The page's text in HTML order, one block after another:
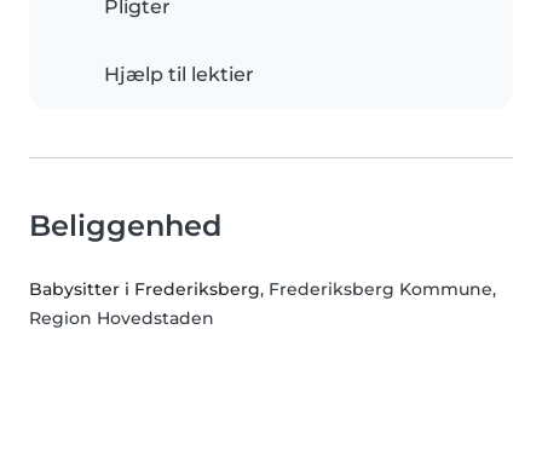
Pligter
Hjælp til lektier
Beliggenhed
Babysitter i Frederiksberg, Frederiksberg Kommune,
Region Hovedstaden